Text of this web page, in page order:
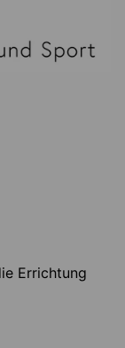
Errichtung